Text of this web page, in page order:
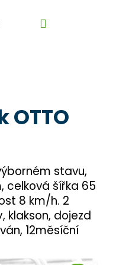
stavu,
celková šířka 65
8 km/h. 2
klakson, dojezd
12měsíční